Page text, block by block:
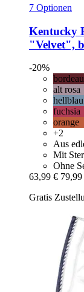
7 Optionen
Kentucky
"Velvet",
-20%
alt rosa
hellblau
fuchsia
orange
+2
Aus
Mit
Ohne
63,99 € 79,99
Gratis